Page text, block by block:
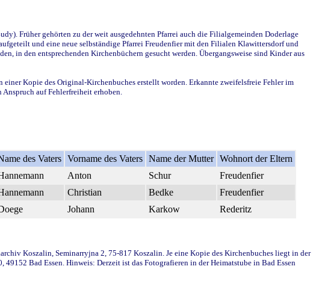
Früher gehörten zu der weit ausgedehnten Pfarrei auch die Filialgemeinden Doderlage
und eine neue selbständige Pfarrei Freudenfier mit den Filialen Klawittersdorf und
in den entsprechenden Kirchenbüchern gesucht werden. Übergangsweise sind Kinder aus
Kopie des Original-Kirchenbuches erstellt worden. Erkannte zweifelsfreie Fehler im
auf Fehlerfreiheit erhoben.
des Vaters Vorname des Vaters Name der Mutter Wohnort der Eltern
Anton Schur
Freudenfier
Christian Bedke
Freudenfier
Johann Karkow Rederitz
Koszalin, Seminarryjna 2, 75-817 Koszalin. Je eine Kopie des Kirchenbuches liegt in der
Bad Essen. Hinweis: Derzeit ist das Fotografieren in der Heimatstube in Bad Essen